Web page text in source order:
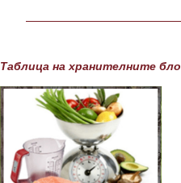
а
Таблица на хранителните